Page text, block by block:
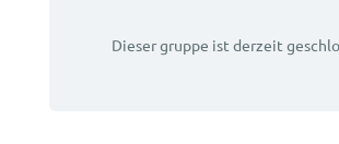
Dieser gruppe ist derzeit